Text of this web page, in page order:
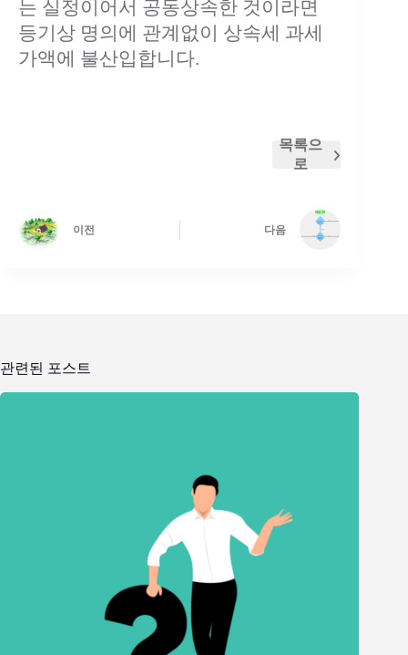
는 실정이어서 공동상속한 것이라면
등기상 명의에 관계없이 상속세 과세
가액에 불산입합니다.
목록으
로
이전 다음
관련된 포스트